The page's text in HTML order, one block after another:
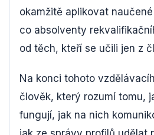
okamžitě aplikovat
co absolventy
od těch, kteří se učili jen z
Na konci tohoto
člověk, který rozumí tomu,
fungují, jak na nich